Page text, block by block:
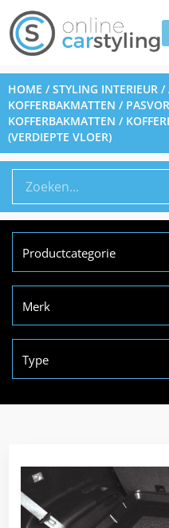
HOME /STYLING INTERIEUR /
KOFFERBAKMATTEN /
KOFFERBAKMATTEN /
(VERDIEPTE VLOER)
Productcategorie
Merk
Type